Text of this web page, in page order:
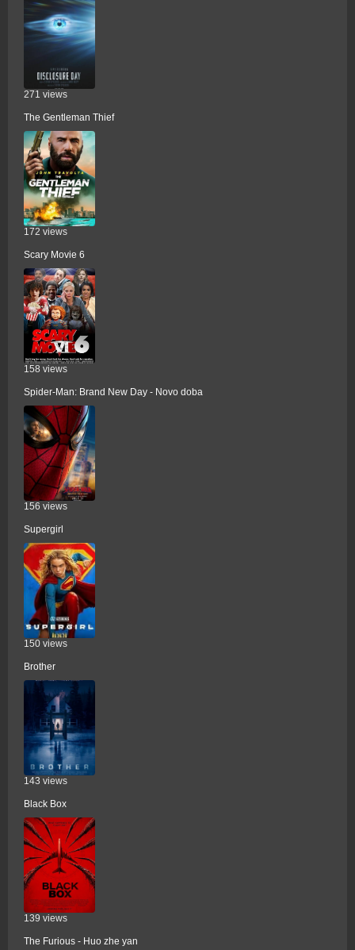
271 views
The Gentleman Thief
172 views
Scary Movie 6
158 views
Spider-Man: Brand New Day - Novo doba
156 views
Supergirl
150 views
Brother
143 views
Black Box
139 views
The Furious - Huo zhe yan